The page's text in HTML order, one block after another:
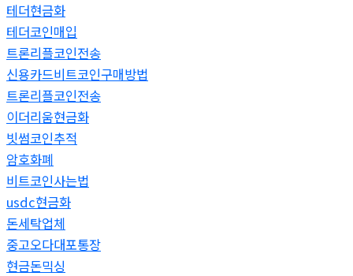
테더현금화
테더코인매입
트론리플코인전송
신용카드비트코인구매방법
트론리플코인전송
이더리움현금화
빗썸코인추적
암호화폐
비트코인사는법
usdc현금화
돈세탁업체
중고오다대포통장
현금돈믹싱